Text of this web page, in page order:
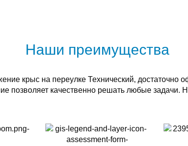
Наши преимущества
крыс на переулке Технический, достаточно
позволяет качественно решать любые задачи.